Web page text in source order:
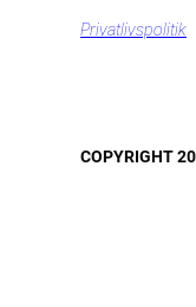
Privatlivspolitik
COPYRIGHT